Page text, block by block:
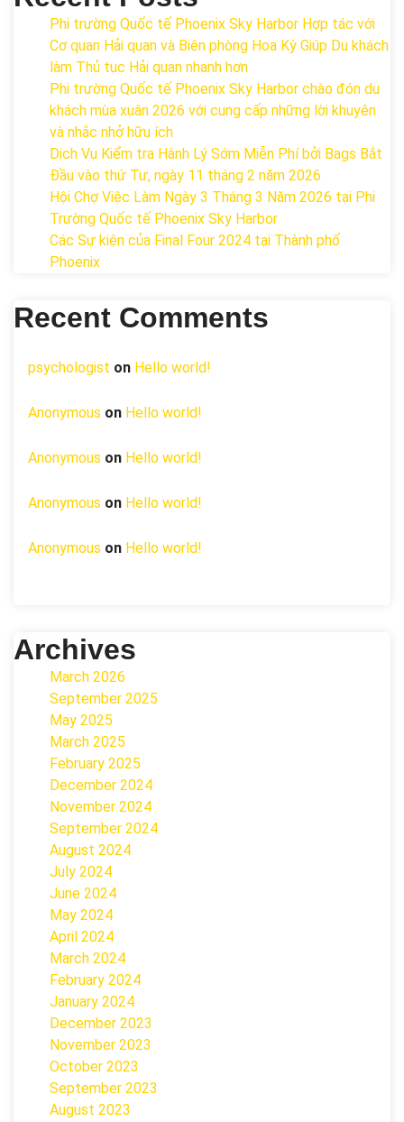
Phi trường Quốc tế Phoenix Sky Harbor Hợp tác với
Cơ quan Hải quan và Biên phòng Hoa Kỳ Giúp Du khách
làm Thủ tục Hải quan nhanh hơn
Phi trường Quốc tế Phoenix Sky Harbor chào đón du
khách mùa xuân 2026 với cung cấp những lời khuyên
và nhắc nhở hữu ích
Dịch Vụ Kiểm tra Hành Lý Sớm Miễn Phí bởi Bags Bắt
Đầu vào thứ Tư, ngày 11 tháng 2 năm 2026
Hội Chợ Việc Làm Ngày 3 Tháng 3 Năm 2026 tại Phi
Trường Quốc tế Phoenix Sky Harbor
Các Sự kiện của Final Four 2024 tại ​Thành phố
Phoenix
Recent Comments
psychologist on Hello world!
Anonymous on Hello world!
Anonymous on Hello world!
Anonymous on Hello world!
Anonymous on Hello world!
Archives
March 2026
September 2025
May 2025
March 2025
February 2025
December 2024
November 2024
September 2024
August 2024
July 2024
June 2024
May 2024
April 2024
March 2024
February 2024
January 2024
December 2023
November 2023
October 2023
September 2023
August 2023